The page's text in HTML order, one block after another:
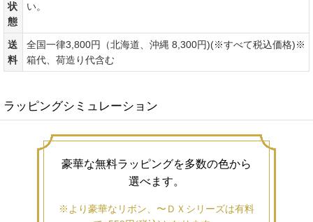
状
態
い。
送
料
全国一律3,800円（北海道、沖縄 8,300円)(※すべて税込価格)※
箱代、荷造り代含む
ラッピングシミュレーション
豪華な無料ラッピングを多数の色から
選べます。
※より豪華なリボン、〜ＤＸシリーズは有料